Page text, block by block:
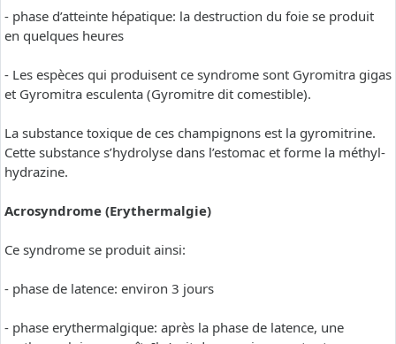
- phase d’atteinte hépatique: la destruction du foie se produit
en quelques heures
- Les espèces qui produisent ce syndrome sont Gyromitra gigas
et Gyromitra esculenta (Gyromitre dit comestible).
La substance toxique de ces champignons est la gyromitrine.
Cette substance s’hydrolyse dans l’estomac et forme la méthyl-
hydrazine.
Acrosyndrome (Erythermalgie)
Ce syndrome se produit ainsi:
- phase de latence: environ 3 jours
- phase erythermalgique: après la phase de latence, une